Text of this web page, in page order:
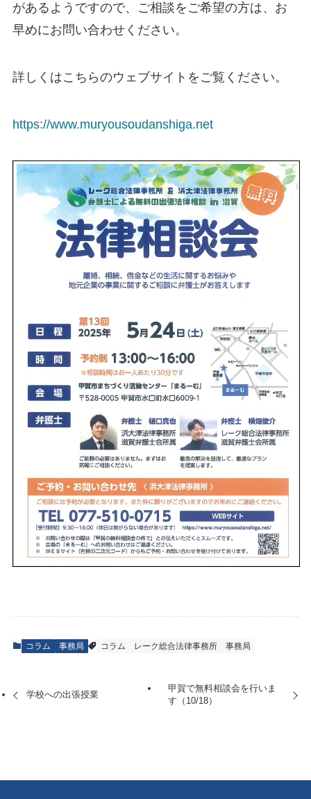
があるようですので、ご相談をご希望の方は、お
早めにお問い合わせください。
詳しくはこちらのウェブサイトをご覧ください。
https://www.muryousoudanshiga.net
コラム 事務局 コラム レーク総合法律事務所 事務局
学校への出張授業
甲賀で無料相談会を行いま
す（10/18）